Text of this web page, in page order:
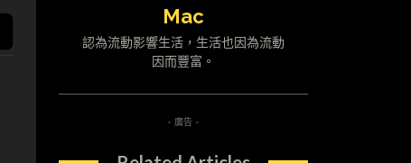
Mac
認為流動影響生活，生活也因為流動
因而豐富。
- 廣告 -